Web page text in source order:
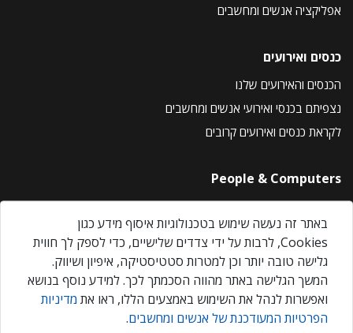
אפליקציה אנשים ומחשבים
כנסים ואירועים
הכנסים והאירועים שלנו
נצפיתם בכנסי ואירועי אנשים ומחשבים
לקראת כנסים ואירועים קרובים
People & Computers
About Us
Privacy Policy
Contact Us
Our Events
באתר זה נעשה שימוש בטכנולוגיות איסוף מידע כגון
Cookies, לרבות על ידי צדדים שלישיים, כדי לספק לך חווית
גלישה טובה יותר וכן למטרות סטטיסטיקה, איפיון ושיווק.
המשך הגלישה באתר מהווה הסכמתך לכך. למידע נוסף בנושא
ואפשרות לנהל את השימוש באמצעים הללו, ראו את מדיניות
הפרטיות המעודכנת של אנשים ומחשבים.